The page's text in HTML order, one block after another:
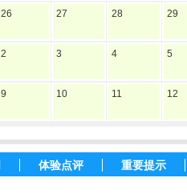
26 27 28 29
2 3 4 5
9 10 11 12
体验点评 重要提示